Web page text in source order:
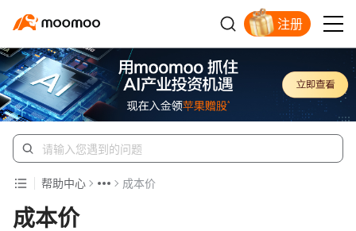
注册
帮助中心 成本价
成本价